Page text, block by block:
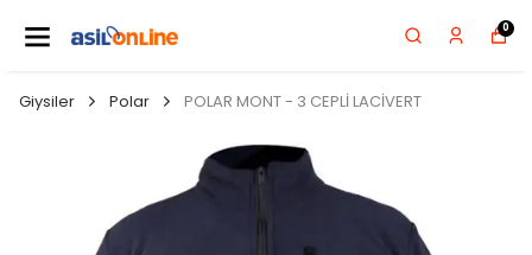
0
Giysiler Polar POLAR MONT - 3 CEPLİ LACİVERT